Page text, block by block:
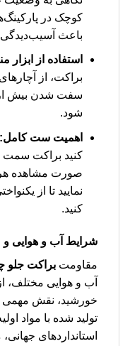
کوچک در
باعث
استفاده از ابزار
براکت، از
سفت شدن بیش
شود.
اهمیت ست کامل:
کنید براکت سمت
صورت مشاهده
نمایید تا از
کنید.
شرایط آب و هوایی و
مقاومت براکت جلو
آب و هوایی مختلف،
خورشید، نقش مهمی
تولید شده با مواد
استانداردهای